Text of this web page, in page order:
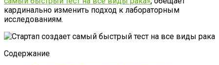
кардинально изменить подход к лабораторным
исследованиям.
Содержание